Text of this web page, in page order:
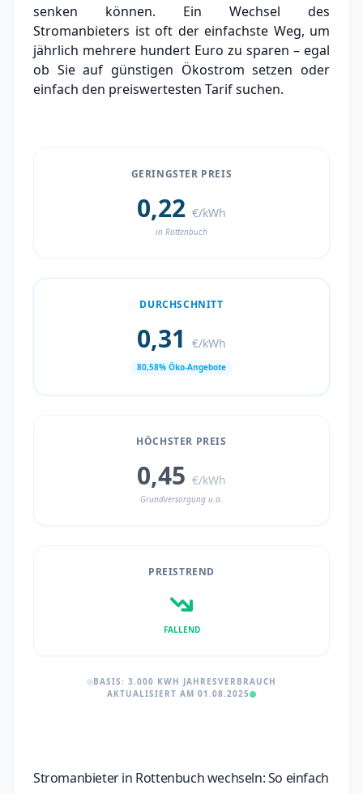
Stromanbieter in der Nähe von Rottenbuch
Ortsteile in Rottenbuch
senken können. Ein Wechsel des
Stromanbieters ist oft der einfachste Weg, um
jährlich mehrere hundert Euro zu sparen – egal
ob Sie auf günstigen Ökostrom setzen oder
einfach den preiswertesten Tarif suchen.
GERINGSTER PREIS
0,22 €/kWh
in Rottenbuch
DURCHSCHNITT
0,31 €/kWh
80,58% Öko-Angebote
HÖCHSTER PREIS
0,45 €/kWh
Grundversorgung u.a.
PREISTREND
FALLEND
BASIS: 3.000 KWH JAHRESVERBRAUCH
AKTUALISIERT AM 01.08.2025
Stromanbieter in Rottenbuch wechseln: So einfach